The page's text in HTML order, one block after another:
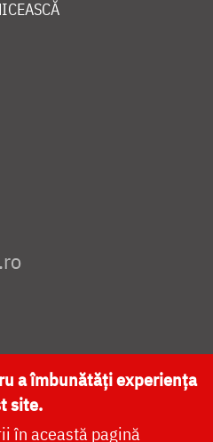
CATEDRALA NAȚIONALĂ
a îmbunătăți experiența
site.
în această pagină